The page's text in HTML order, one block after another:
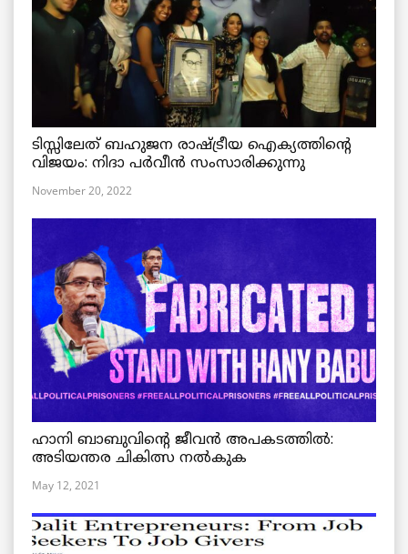
ടിസ്സിലേത് ബഹുജന രാഷ്ട്രീയ ഐക്യത്തിന്റെ
വിജയം: നിദാ പർവീൻ സംസാരിക്കുന്നു
November 20, 2022
ഹാനി ബാബുവിന്റെ ജീവൻ അപകടത്തിൽ:
അടിയന്തര ചികിത്സ നൽകുക
May 12, 2021